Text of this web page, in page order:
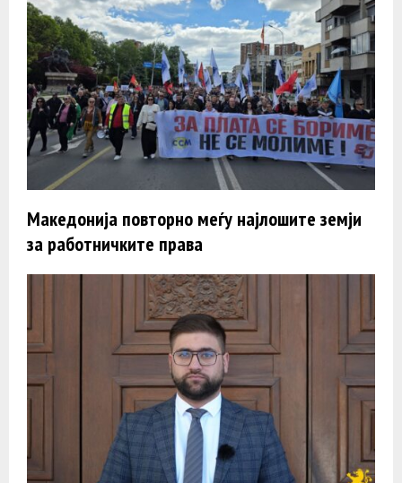
Македонија повторно меѓу најлошите земји
за работничките права